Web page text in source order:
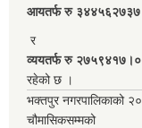
आयतर्फ रु‌
र
व्ययतर्फ रु
रहेको छ ।
भक्तपुर नगरपालिकाको
चौमासिकसम्मको